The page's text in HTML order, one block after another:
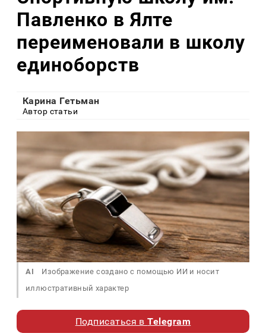
Павленко в Ялте
переименовали в школу
единоборств
Карина Гетьман
Автор статьи
AI
Изображение создано с помощью ИИ и носит
иллюстративный характер
Подписаться вTelegram